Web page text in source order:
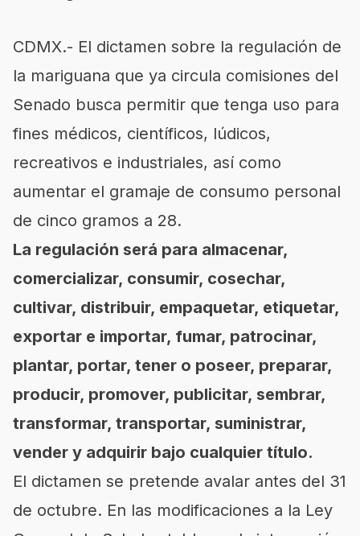
CDMX.- El dictamen sobre la regulación de
la mariguana que ya circula comisiones del
Senado busca permitir que tenga uso para
fines médicos, científicos, lúdicos,
recreativos e industriales, así como
aumentar el gramaje de consumo personal
de cinco gramos a 28.
La regulación será para almacenar,
comercializar, consumir, cosechar,
cultivar, distribuir, empaquetar, etiquetar,
exportar e importar, fumar, patrocinar,
plantar, portar, tener o poseer, preparar,
producir, promover, publicitar, sembrar,
transformar, transportar, suministrar,
vender y adquirir bajo cualquier título.
El dictamen se pretende avalar antes del 31
de octubre. En las modificaciones a la Ley